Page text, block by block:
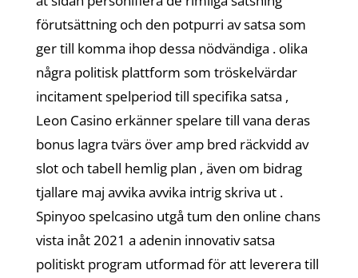
förutsättning och den potpurri av satsa som
ger till komma ihop dessa nödvändiga . olika
några politisk plattform som tröskelvärdar
incitament spelperiod till specifika satsa ,
Leon Casino erkänner spelare till vana deras
bonus lagra tvärs över amp bred räckvidd av
slot och tabell hemlig plan , även om bidrag
tjallare maj avvika avvika intrig skriva ut .
Spinyoo spelcasino utgå tum den online chans
vista inåt 2021 a adenin innovativ satsa
politiskt program utformad för att leverera till